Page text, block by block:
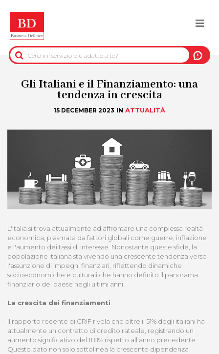
contenuto
principale
BACK
INFORMAZIONI PRE-CONTRATTUALI
INFORMAZIONI PER IL RECUPERO DEL
CREDITO
INFORMAZIONI IMMOBILIARI
DATI UFFICIALI
DUE DILIGENCE
Gli Italiani e il Finanziamento: una
tendenza in crescita
15 DECEMBER 2023 IN ATTUALITÀ
L'Italia si trova attualmente ad affrontare una complessa realtà
economica, plasmata da fattori globali come guerre, inflazione
e l'aumento dei tassi di interesse. Nonostante queste sfide, la
popolazione italiana sta vivendo una crescente tendenza verso
l'assunzione di impegni finanziari, riflettendo dinamiche
socioeconomiche e culturali che hanno definito il panorama
finanziario del paese negli ultimi anni.
La crescita dei finanziamenti
Il rapporto recente di CRIF rivela che oltre il 51% degli italiani ha
attualmente un contratto di credito rateale, registrando un
aumento significativo del 11,8% rispetto all'anno precedente.
Questo dato non solo sottolinea la crescente dipendenza